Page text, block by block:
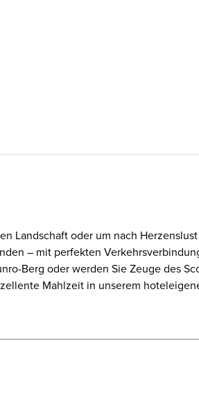
Landschaft oder um nach
– mit perfekten
Berg oder werden Sie Zeuge des
Mahlzeit in unserem